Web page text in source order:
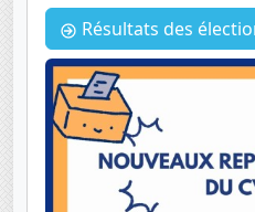
Résultats des